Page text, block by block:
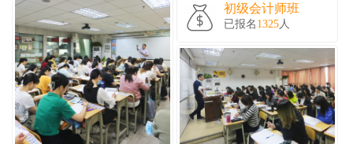
初级会计师班
已报名 1325人